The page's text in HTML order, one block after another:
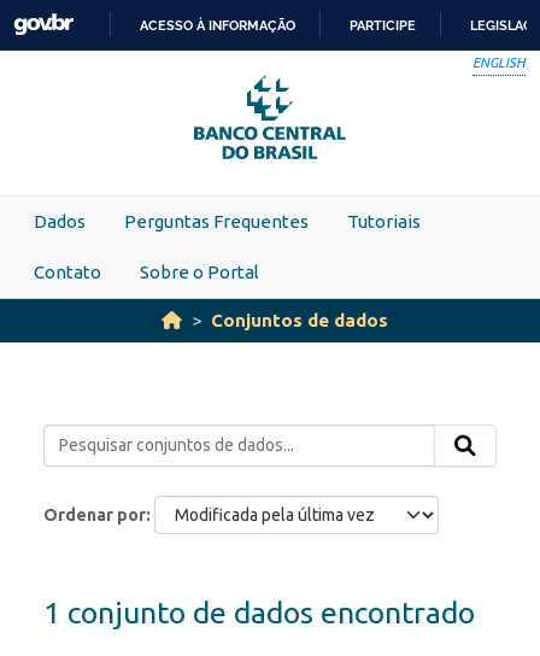
Skip to main content
PARA
O
CONTEÚDO
ACESSO À INFORMAÇÃO PARTICIPE
ENGLISH
Dados Perguntas Frequentes Tutoriais
Contato Sobre o Portal
Conjuntos de dados
Ordenar por
1 conjunto de dados encontrado